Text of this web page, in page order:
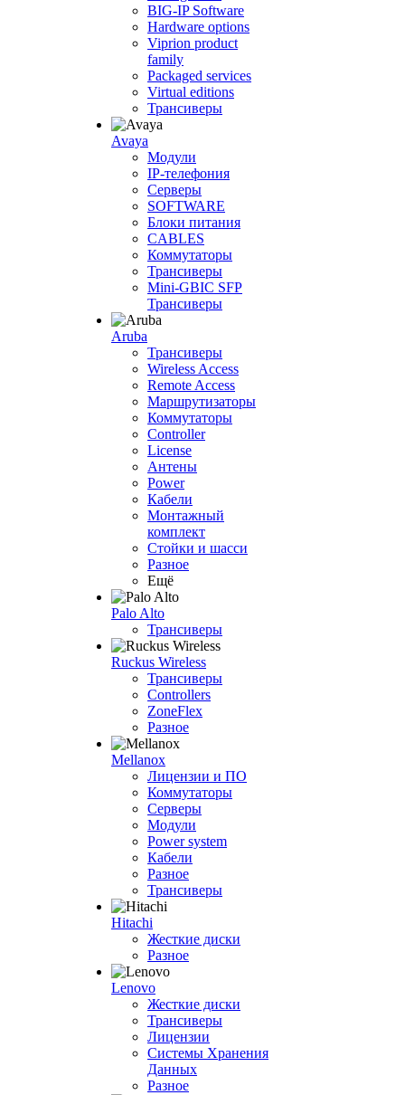
BIG-IP Software
Hardware options
Viprion product
family
Packaged services
Virtual editions
Трансиверы
Avaya
Модули
IP-телефония
Серверы
SOFTWARE
Блоки питания
CABLES
Коммутаторы
Трансиверы
Mini-GBIC SFP
Трансиверы
Aruba
Трансиверы
Wireless Access
Remote Access
Маршрутизаторы
Коммутаторы
Controller
License
Антены
Power
Кабели
Монтажный
комплект
Стойки и шасси
Разное
Ещё
Palo Alto
Трансиверы
Ruckus Wireless
Трансиверы
Controllers
ZoneFlex
Разное
Mellanox
Лицензии и ПО
Коммутаторы
Серверы
Модули
Power system
Кабели
Разное
Трансиверы
Hitachi
Жесткие диски
Разное
Lenovo
Жесткие диски
Трансиверы
Лицензии
Системы Хранения
Данных
Разное